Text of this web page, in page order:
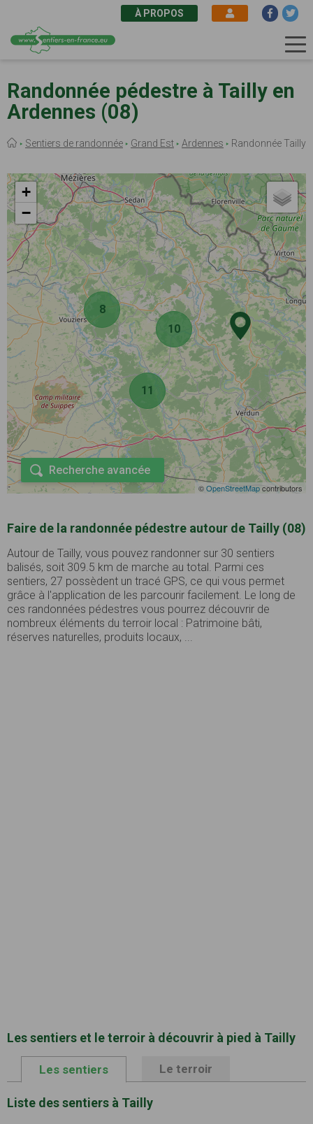
au
contenu
principal
À PROPOS
Randonnée pédestre à Tailly en
Ardennes (08)
Fil
Sentiers de randonnée Grand Est Ardennes Randonnée Tailly
8
11
10
+
−
©OpenStreetMapcontributors
Recherche avancée
Faire de la randonnée pédestre autour de Tailly (08)
Autour de Tailly, vous pouvez randonner sur 30 sentiers
balisés, soit 309.5 km de marche au total. Parmi ces
sentiers, 27 possèdent un tracé GPS, ce qui vous permet
grâce à l'application de les parcourir facilement. Le long de
ces randonnées pédestres vous pourrez découvrir de
nombreux éléments du terroir local : Patrimoine bâti,
réserves naturelles, produits locaux, ...
Les sentiers et le terroir à découvrir à pied à Tailly
Les sentiers Le terroir
Liste des sentiers à Tailly